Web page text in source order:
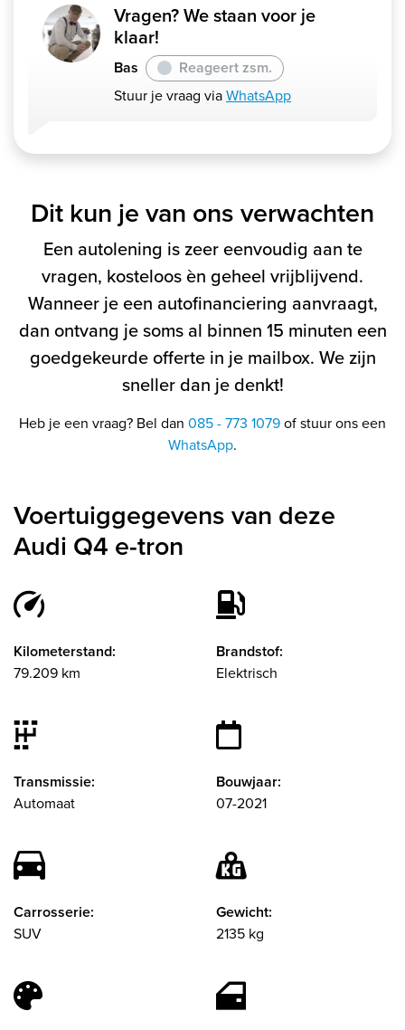
Vragen? We staan voor je
klaar!
Bas
Reageert zsm.
Stuur je vraag viaWhatsApp
Dit kun je van ons verwachten
Een autolening is zeer eenvoudig aan te
vragen, kosteloos èn geheel vrijblijvend.
Wanneer je een autofinanciering aanvraagt,
dan ontvang je soms al binnen 15 minuten een
goedgekeurde offerte in je mailbox. We zijn
sneller dan je denkt!
Heb je een vraag? Bel dan 085 - 773 1079of stuur ons een
WhatsApp.
Voertuiggegevens van deze
Audi Q4 e-tron
Kilometerstand:
79.209 km
Brandstof:
Elektrisch
Transmissie:
Automaat
Bouwjaar:
07-2021
Carrosserie:
SUV
Gewicht:
2135 kg